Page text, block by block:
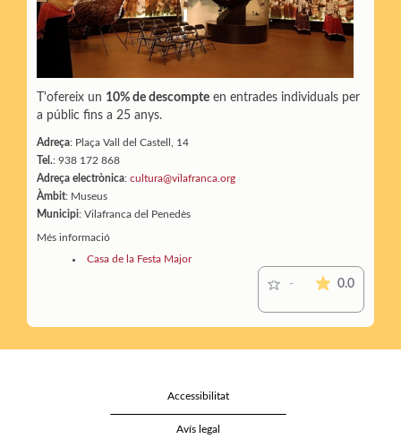
T'ofereix un 10% de descompte en entrades individuals per
a públic fins a 25 anys.
Adreça: Plaça Vall del Castell, 14
Tel.: 938 172 868
Adreça electrònica: cultura@vilafranca.org
Àmbit: Museus
Municipi: Vilafranca del Penedès
Més informació
Casa de la Festa Major
- 0.0La
Accessibilitat
Avís legal